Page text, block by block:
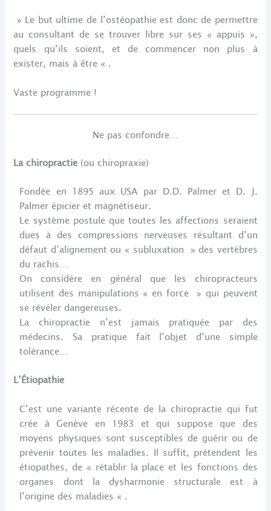
» Le but ultime de l’ostéopathie est donc de permettre
au consultant de se trouver libre sur ses « appuis »,
quels qu’ils soient, et de commencer non plus à
exister, mais à être « .
Vaste programme !
Ne pas confondre…
La chiropractie (ou chiropraxie)
Fondée en 1895 aux USA par D.D. Palmer et D. J.
Palmer épicier et magnétiseur.
Le système postule que toutes les affections seraient
dues à des compressions nerveuses résultant d’un
défaut d’alignement ou « subluxation » des vertèbres
du rachis…
On considère en général que les chiropracteurs
utilisent des manipulations « en force » qui peuvent
se révéler dangereuses.
La chiropractie n’est jamais pratiquée par des
médecins. Sa pratique fait l’objet d’une simple
tolérance…
L’Étiopathie
C’est une variante récente de la chiropractie qui fut
crée à Genève en 1983 et qui suppose que des
moyens physiques sont susceptibles de guérir ou de
prévenir toutes les maladies. Il suffit, prétendent les
étiopathes, de « rétablir la place et les fonctions des
organes dont la dysharmonie structurale est à
l’origine des maladies « .